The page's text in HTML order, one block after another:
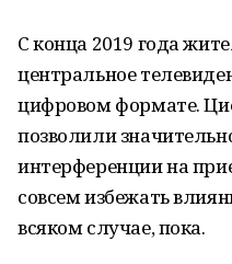
С конца 2019 года
центральное
цифровом формате.
позволили
интерференции на
совсем избежать
всяком случае, пока.